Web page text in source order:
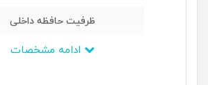
ظرفیت حافظه داخلی
یک ترابایت